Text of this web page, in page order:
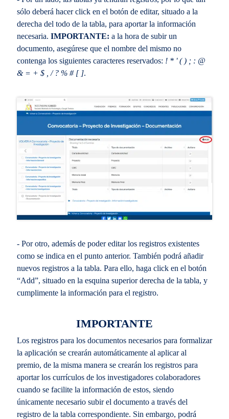
sólo deberá hacer click en el botón de editar, situado a la
derecha del todo de la tabla, para aportar la información
necesaria. IMPORTANTE: a la hora de subir un
documento, asegúrese que el nombre del mismo no
contenga los siguientes caracteres reservados: ! * ' ( ) ; : @
& = + $ , / ? % # [ ].
- Por otro, además de poder editar los registros existentes
como se indica en el punto anterior. También podrá añadir
nuevos registros a la tabla. Para ello, haga click en el botón
“Add”, situado en la esquina superior derecha de la tabla, y
cumplimente la información para el registro.
IMPORTANTE
Los registros para los documentos necesarios para formalizar
la aplicación se crearán automáticamente al aplicar al
premio, de la misma manera se crearán los registros para
aportar los currículos de los investigadores colaboradores
cuando se facilite la información de estos, siendo
únicamente necesario subir el documento a través del
registro de la tabla correspondiente. Sin embargo, podrá